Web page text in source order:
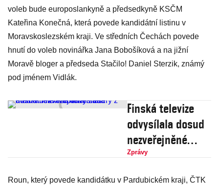
voleb bude europoslankyně a předsedkyně KSČM
Kateřina Konečná, která povede kandidátní listinu v
Moravskoslezském kraji. Ve středních Čechách povede
hnutí do voleb novinářka Jana Bobošíková a na jižní
Moravě bloger a předseda Stačilo! Daniel Sterzik, známý
pod jménem Vidlák.
Finská televize
odvysílala dosud
nezveřejněné
záběry z atentátu
Zprávy
Roun, který povede kandidátku v Pardubickém kraji, ČTK